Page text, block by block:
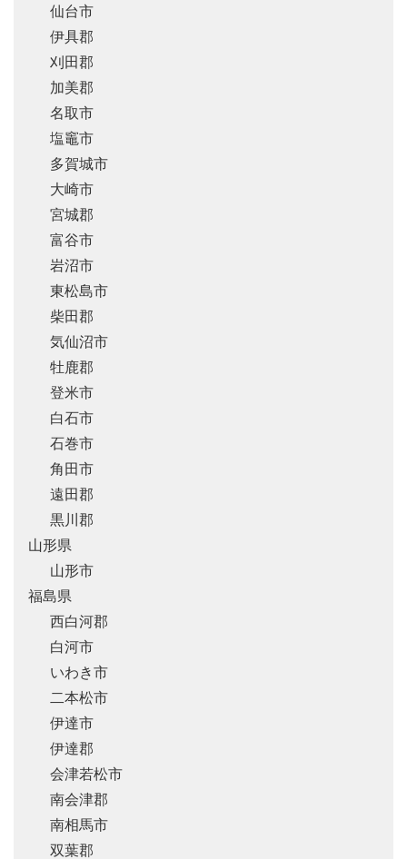
仙台市
伊具郡
刈田郡
加美郡
名取市
塩竈市
多賀城市
大崎市
宮城郡
富谷市
岩沼市
東松島市
柴田郡
気仙沼市
牡鹿郡
登米市
白石市
石巻市
角田市
遠田郡
黒川郡
山形県
山形市
福島県
西白河郡
白河市
いわき市
二本松市
伊達市
伊達郡
会津若松市
南会津郡
南相馬市
双葉郡